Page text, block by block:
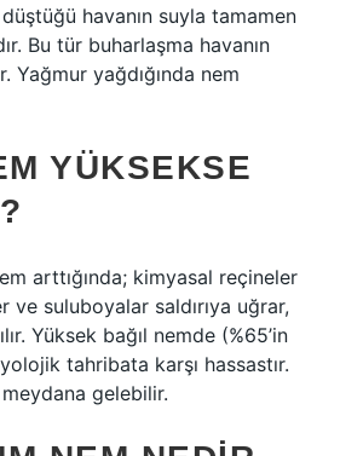
havanın suyla tamamen
Bu tür buharlaşma havanın
Yağmur yağdığında nem
YÜKSEKSE
arttığında; kimyasal reçineler
ve suluboyalar saldırıya uğrar,
Yüksek bağıl nemde (%65’in
tahribata karşı hassastır.
gelebilir.